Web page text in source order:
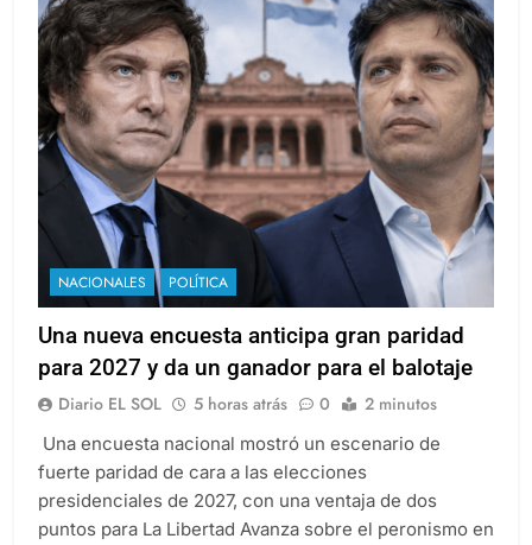
NACIONALES POLÍTICA
Una nueva encuesta anticipa gran paridad
para 2027 y da un ganador para el balotaje
Diario EL SOL 5 horas atrás 0 2 minutos
Una encuesta nacional mostró un escenario de
fuerte paridad de cara a las elecciones
presidenciales de 2027, con una ventaja de dos
puntos para La Libertad Avanza sobre el peronismo en